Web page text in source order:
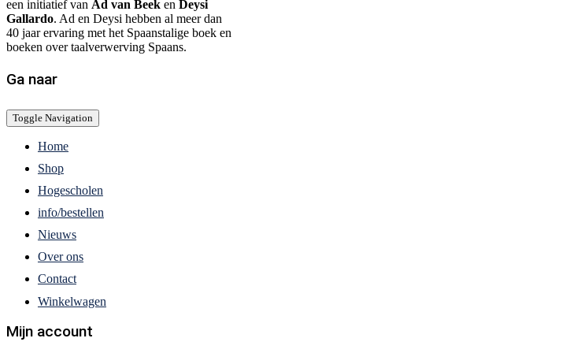
een initiatief van Ad van Beeken Deysi
Gallardo. Ad en Deysi hebben al meer dan
40 jaar ervaring met het Spaanstalige boek en
boeken over taalverwerving Spaans.
Ga naar
Toggle Navigation
Home
Shop
Hogescholen
info/bestellen
Nieuws
Over ons
Contact
Winkelwagen
Mijn account